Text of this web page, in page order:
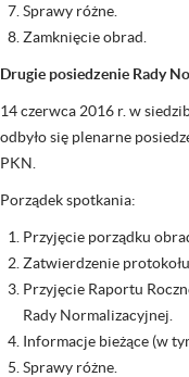
Sprawy różne.
Zamknięcie obrad.
Drugie posiedzenie Rady
14 czerwca 2016 r. w
odbyło się plenarne
PKN.
Porządek spotkania:
Przyjęcie porządku
Zatwierdzenie
Przyjęcie Raportu
Rady Normalizacyjnej.
Informacje bieżące (w
Sprawy różne.